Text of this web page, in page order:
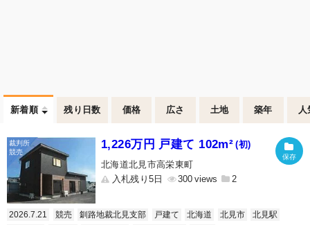
新着順 残り日数 価格 広さ 土地 築年 人
1,226万円 戸建て 102m² (初)
北海道北見市高栄東町
入札残り5日
300 2
2026.7.21 競売 釧路地裁北見支部 戸建て 北海道 北見市
北見駅